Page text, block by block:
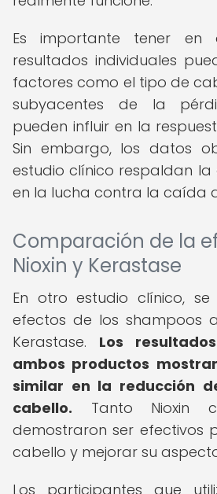
Es importante tener en
resultados individuales
factores como el tipo de
subyacentes de la
pueden influir en la
Sin embargo, los datos
estudio clínico respaldan la
en la lucha contra la caída
Comparación de la
Nioxin y Kerastase
En otro estudio clínico,
efectos de los shampoos
Kerastase. Los
ambos productos
similar en la reducción
cabello. Tanto Nioxin
demostraron ser efectivos
cabello y mejorar su
Los participantes que